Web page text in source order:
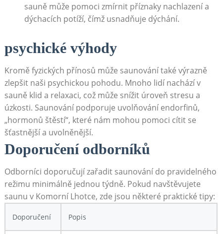
sauně může pomoci zmírnit příznaky nachlazení a
dýchacích potíží, čímž usnadňuje dýchání.
psychické výhody
Kromě fyzických přínosů může saunování také výrazně
zlepšit naši psychickou pohodu. Mnoho lidí nachází v
sauně klid a relaxaci, což může snížit úroveň stresu a
úzkosti. Saunování podporuje uvolňování endorfinů,
„hormonů štěstí“, které nám mohou pomoci cítit se
šťastnější a uvolněnější.
Doporučení odborníků
Odborníci doporučují zařadit saunování do pravidelného
režimu minimálně jednou týdně. Pokud navštěvujete
saunu v Komorní Lhotce, zde jsou některé praktické tipy:
Doporučení Popis